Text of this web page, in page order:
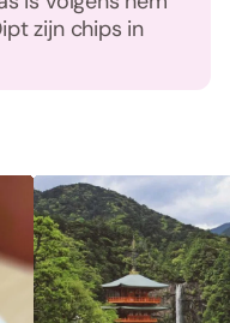
zijn chips in